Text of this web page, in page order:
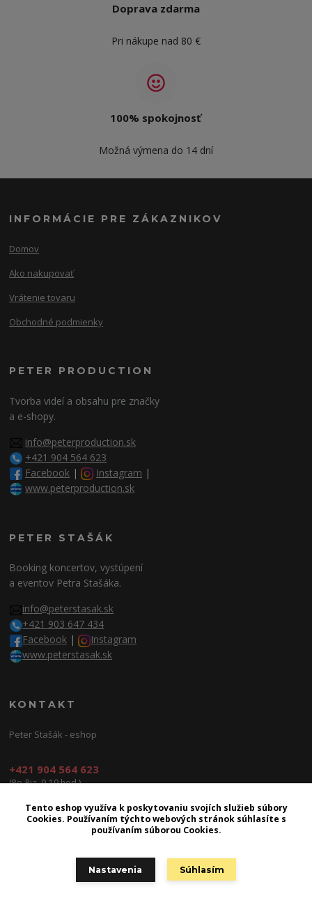
Doprava zdarma
Pri nákupe nad 80 €
100% spokojnosť
Možná výmena do 14 dní
INFORMÁCIE PRE ZÁKAZNIKOV
Domov
Ako nakupovať
Vrátenie tovaru
Obchodné podmienky
PETER PRODUCTION
Tvorba videí a obsahu pre značky
a e-shopy.
info@peterproduction.sk
+421 904 564 623
Facebook | Instagram |
www.peterproduction.sk
PETER STAŠÁK
Booking koncertov, vystúpení
a eventov Petra Stašáka.
info@peterstasak.sk
+421 903 647 434
Facebook |
Instagram
www.peterstasak.sk
KONTAKT
Peter Stašák - eshop
+421 904 564 623
(Po-Pia, 9-19 hod.)
info@peterproduction.sk
Tento eshop využíva k poskytovaniu svojích služieb súbory
Cookies. Používaním týchto webových stránok súhlasíte s
používaním súborou Cookies.
Nastavenia Súhlasím